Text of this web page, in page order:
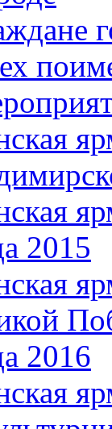
2015
2016